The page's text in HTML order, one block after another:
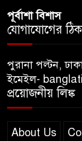
পূর্বাশা বিশাস
যোগাযোগের
পুরানা পল্টন,
ইমেইল-
প্রয়োজনীয় লিঙ্ক
About Us